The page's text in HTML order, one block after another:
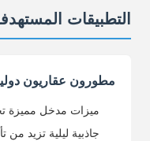
التطبيقات
مطورون عقاريون
ميزات مدخل مميزة
جاذبية ليلية تزيد من